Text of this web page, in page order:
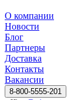
О компании
Новости
Блог
Партнеры
Доставка
Контакты
Вакансии
8-800-5555-201